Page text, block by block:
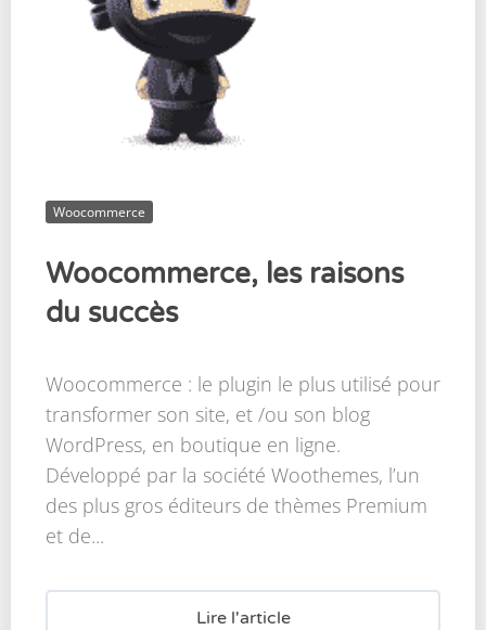
Woocommerce
Woocommerce, les raisons
du succès
Woocommerce : le plugin le plus utilisé pour
transformer son site, et /ou son blog
WordPress, en boutique en ligne.
Développé par la société Woothemes, l’un
des plus gros éditeurs de thèmes Premium
et de...
Lire l'article